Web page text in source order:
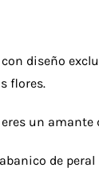
diseño
flores.
un
de